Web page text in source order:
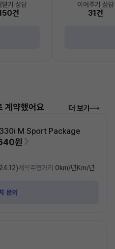
받기 상담
건
이어주기 상담
31건
계약했어요 더 보기
330i M Sport Package
원
계약주행거리 0km/년Km/년
문의